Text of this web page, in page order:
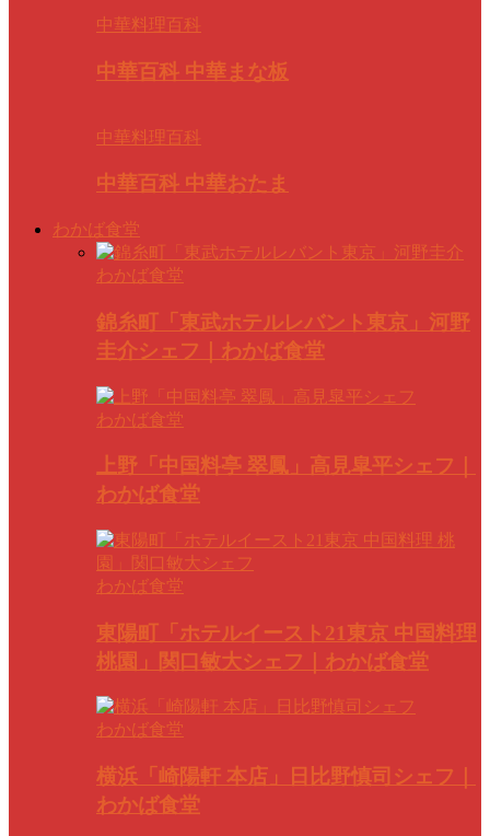
中華料理百科
中華百科 中華まな板
中華料理百科
中華百科 中華おたま
わかば食堂
わかば食堂
錦糸町「東武ホテルレバント東京」河野
圭介シェフ｜わかば食堂
わかば食堂
上野「中国料亭 翠鳳」高見皐平シェフ｜
わかば食堂
わかば食堂
東陽町「ホテルイースト21東京 中国料理
桃園」関口敏大シェフ｜わかば食堂
わかば食堂
横浜「崎陽軒 本店」日比野慎司シェフ｜
わかば食堂